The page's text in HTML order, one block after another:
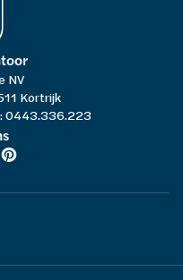
NV
Kortrijk
0443.336.223